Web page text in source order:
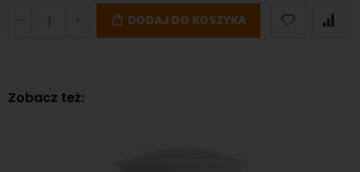
DODAJ DO KOSZYKA
Zobacz też: